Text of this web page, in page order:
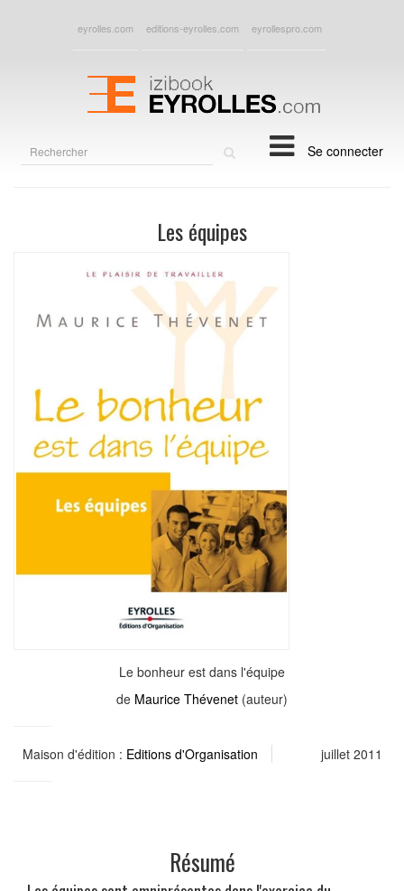
eyrolles.com editions-eyrolles.com eyrollespro.com
Se connecter
Les équipes
Le bonheur est dans l'équipe
de Maurice Thévenet (auteur)
Maison d'édition : Editions d'Organisation juillet 2011
Résumé